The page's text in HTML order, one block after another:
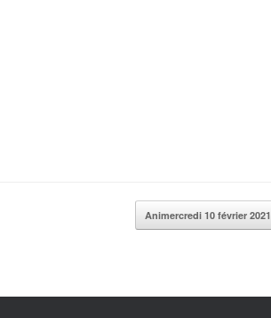
Animercredi 10 février 2021